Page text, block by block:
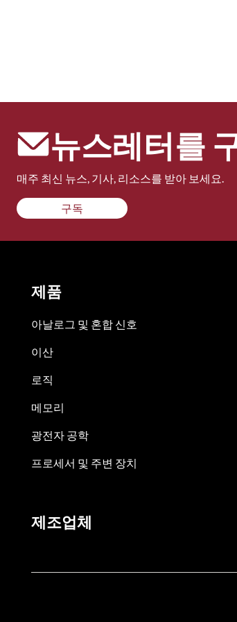
뉴스레터를
매주 최신 뉴스, 기사, 리소스를 받아 보세요.
구독
제품
아날로그 및 혼합 신호
이산
로직
메모리
광전자 공학
프로세서 및 주변 장치
제조업체